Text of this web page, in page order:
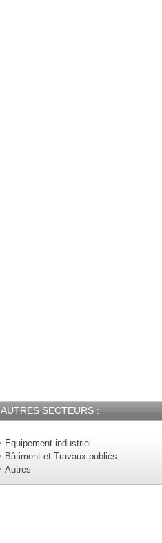
AUTRES SECTEURS :
Equipement industriel
Bâtiment et Travaux publics
Autres